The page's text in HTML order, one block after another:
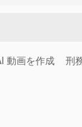
動画を作成 刑